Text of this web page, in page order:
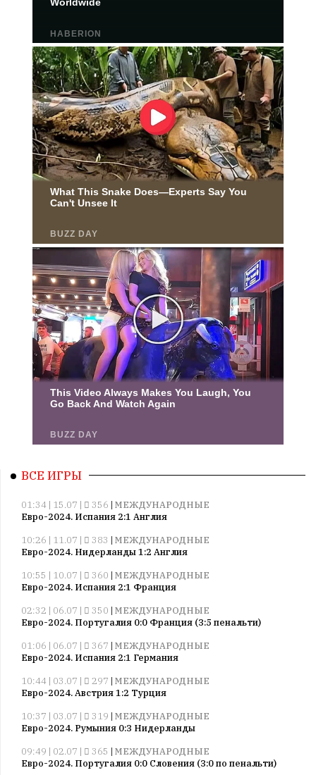
ВСЕ ИГРЫ
01:34 | 15.07 | 356 | МЕЖДУНАРОДНЫЕ
Евро-2024. Испания 2:1 Англия
10:26 | 11.07 |
383 | МЕЖДУНАРОДНЫЕ
Евро-2024. Нидерланды 1:2 Англия
10:55 | 10.07 |
360 | МЕЖДУНАРОДНЫЕ
Евро-2024. Испания 2:1 Франция
02:32 | 06.07 |
350 | МЕЖДУНАРОДНЫЕ
Евро-2024. Португалия 0:0 Франция (3:5 пенальти)
01:06 | 06.07 |
367 | МЕЖДУНАРОДНЫЕ
Евро-2024. Испания 2:1 Германия
10:44 | 03.07 |
297 | МЕЖДУНАРОДНЫЕ
Евро-2024. Австрия 1:2 Турция
10:37 | 03.07 |
319 | МЕЖДУНАРОДНЫЕ
Евро-2024. Румыния 0:3 Нидерланды
09:49 | 02.07 |
365 | МЕЖДУНАРОДНЫЕ
Евро-2024. Португалия 0:0 Словения (3:0 по пенальти)